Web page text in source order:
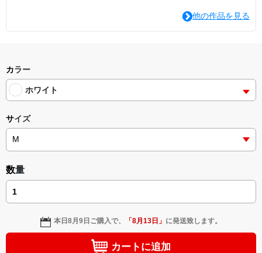
他の作品を見る
カラー
ホワイト
サイズ
数量
本日8月9日 ご購入で、 「8月13日 」 に発送致します。
カートに追加